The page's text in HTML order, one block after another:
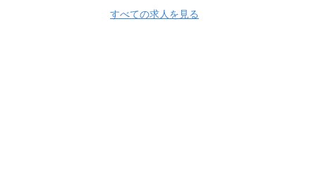
すべての求人を見る